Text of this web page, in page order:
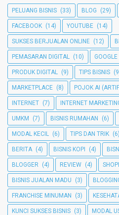
PELUANG BISNIS (33) BLOG (29)
FACEBOOK (14) YOUTUBE (14)
SUKSES BERJUALAN ONLINE (12)
PEMASARAN DIGITAL (10)
PRODUK DIGITAL (9) TIPS BISNIS
MARKETPLACE (8) POJOK AI
INTERNET (7) INTERNET
UMKM (7) BISNIS RUMAHAN (6)
MODAL KECIL (6) TIPS DAN TRIK (6)
BERITA (4) BISNIS KOPI (4)
BLOGGER (4) REVIEW (4)
BISNIS JUALAN MADU (3)
FRANCHISE MINUMAN (3)
KUNCI SUKSES BISNIS (3) MODAL